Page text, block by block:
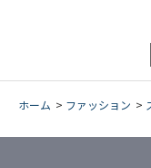
ホーム > ファッション >